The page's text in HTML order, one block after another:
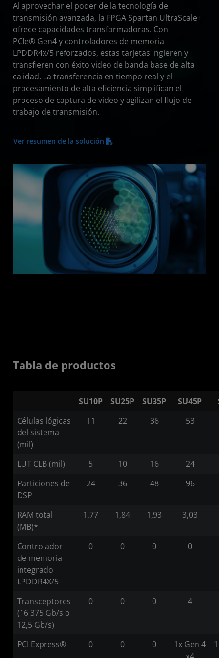
Al aprovechar el poder de la tecnología de
transmisión avanzada, la FPGA Spartan UltraScale+
ofrece capacidades transformadoras. Con
PCIe® Gen4 y controladores de memoria
LPDDR4x/5 reforzados, estas tarjetas ingieren y
transfieren con éxito video de banda base de alta
calidad. La transferencia en tiempo real y el
procesamiento de alta eficiencia simplifican el
proceso de captura de video y agilizan el flujo de
trabajo de transmisión.
Ver resumen de la solución
Tabla de productos
SU10P SU25P SU35P SU45P
Células lógicas
del sistema
(mil)
11 22 36 53
LUT CLB (mil) 5 10 16
24
Particiones de
DSP
24 36 48 96
RAM total
(MB)*
1,77 1,84 1,93 3,03
Controlador
de memoria
integrado
LPDDR4X/5
0 0 0 0
Transceptores
(16 375 Gb/s o
12,5 Gb/s)
0 0 0 4
PCI Express® 0 0 0
1x Gen 4